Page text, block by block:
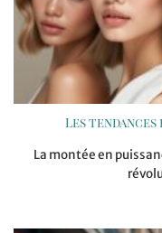
Les
La montée en